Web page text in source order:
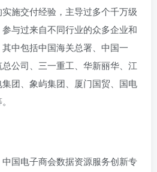
施交付经验，主导过多个千万级
与过来自不同行业的众多企业和
中包括中国海关总署、中国一
公司、三一重工、华新丽华、江
团、象屿集团、厦门国贸、国电
国电子商会数据资源服务创新专